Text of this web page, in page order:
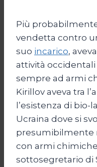
Più
vendetta contro
suo incarico,
attività occidentali
sempre ad armi
Kirillov aveva tra
l’esistenza di bio-
Ucraina dove si
presumibilmente
con armi
sottosegretario di